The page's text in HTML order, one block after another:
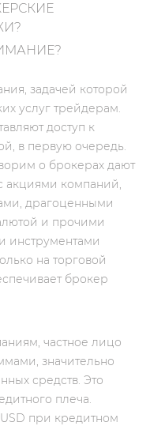
задачей которой
услуг трейдерам.
доступ к
в первую очередь.
о брокерах дают
акциями компаний,
драгоценными
и прочими
инструментами
на торговой
брокер
частное лицо
значительно
средств. Это
плеча.
при кредитном